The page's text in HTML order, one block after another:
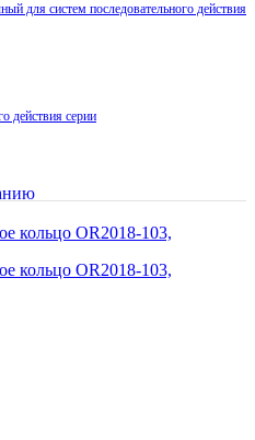
для систем последовательного действия
действия серии
кольцо OR2018-103,
кольцо OR2018-103,